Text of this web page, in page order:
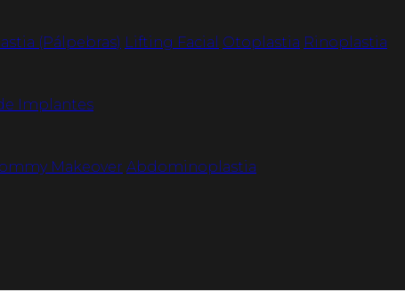
(Pálpebras) Lifting Facial Otoplastia Rinoplastia
Implantes
Makeover Abdominoplastia